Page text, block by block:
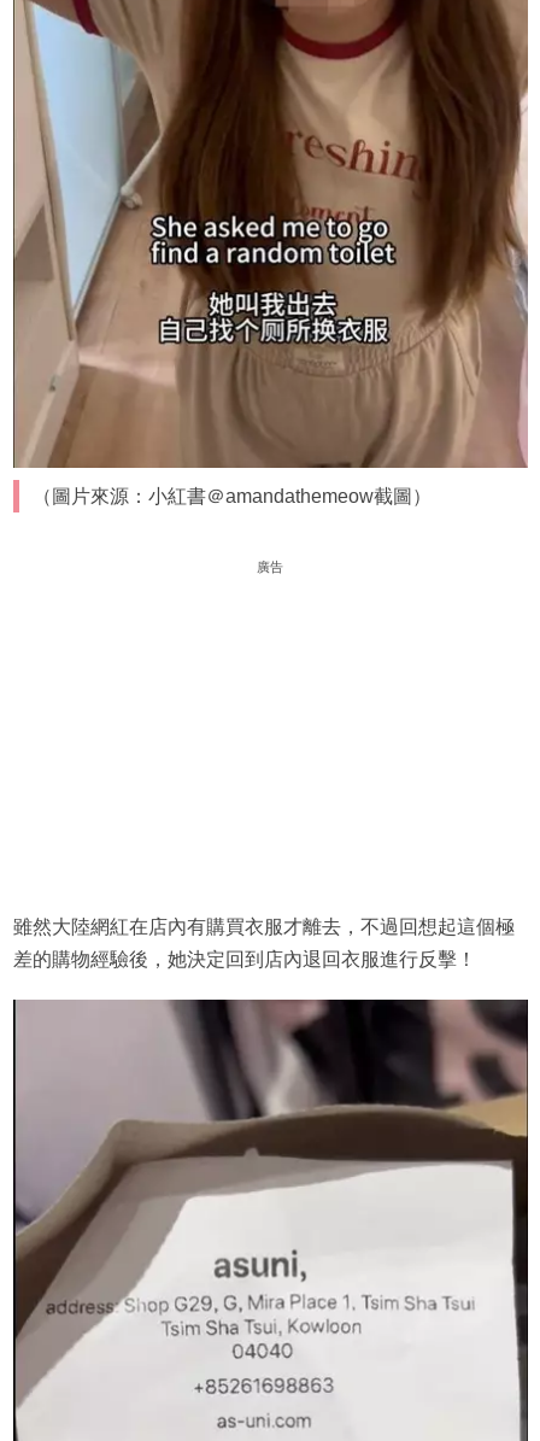
（圖片來源：小紅書＠amandathemeow截圖）
廣告
雖然大陸網紅在店內有購買衣服才離去，不過回想起這個極
差的購物經驗後，她決定回到店內退回衣服進行反擊！